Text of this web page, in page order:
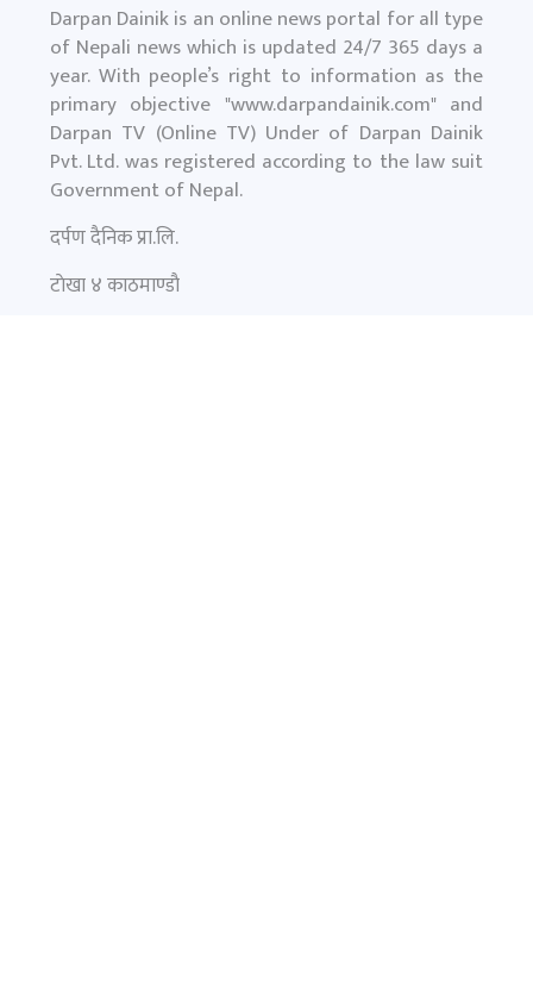
Darpan Dainik is an online news portal for all type
of Nepali news which is updated 24/7 365 days a
year. With people’s right to information as the
primary objective "www.darpandainik.com" and
Darpan TV (Online TV) Under of Darpan Dainik
Pvt. Ltd. was registered according to the law suit
Government of Nepal.
दर्पण दैनिक प्रा.लि.
टाेखा ४ काठमाण्डाै